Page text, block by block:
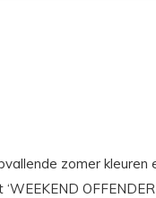
zomer
OFFENDER